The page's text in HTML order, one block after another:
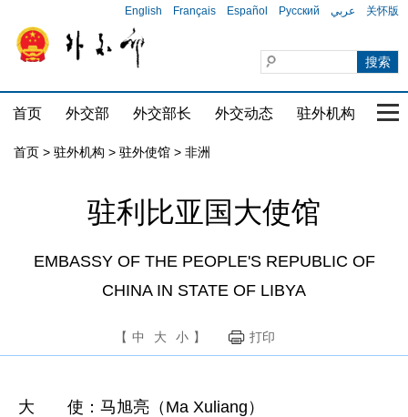
English Français Español Русский عربي 关怀版
首页 外交部 外交部长 外交动态 驻外机构 国
首页 > 驻外机构 > 驻外使馆 > 非洲
驻利比亚国大使馆
EMBASSY OF THE PEOPLE'S REPUBLIC OF
CHINA IN STATE OF LIBYA
【 中 大 小 】 打印
大 使：马旭亮（Ma Xuliang）